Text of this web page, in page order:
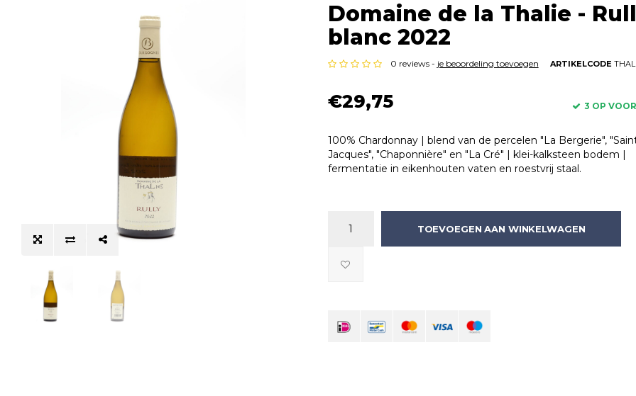
Domaine de la Thalie -
blanc 2022
0 reviews - je beoordeling toevoegen ARTIKELCODE
€29,75 3 OP
100% Chardonnay | blend van de percelen "La Bergerie",
Jacques", "Chaponnière" en "La Cré" | klei-kalksteen bodem |
fermentatie in eikenhouten vaten en roestvrij staal.
TOEVOEGEN AAN WINKELWAGEN